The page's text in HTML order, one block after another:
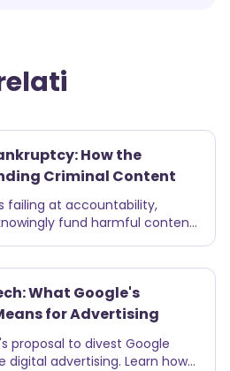
How the
Criminal Content
failing at accountability,
fund harmful content
What Google's
for Advertising
proposal to divest Google
digital advertising. Learn how